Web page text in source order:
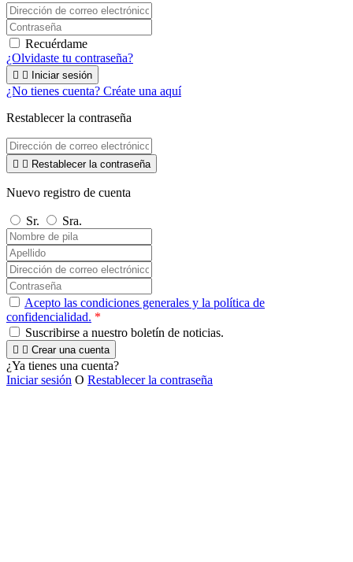
Recuérdame
¿Olvidaste tu contraseña?
  Iniciar sesión
¿No tienes cuenta? Créate una aquí
Restablecer la contraseña
  Restablecer la contraseña
Nuevo registro de cuenta
Sr. Sra.
Acepto las condiciones generales y la política de
confidencialidad. *
Suscribirse a nuestro boletín de noticias.
  Crear una cuenta
¿Ya tienes una cuenta?
Iniciar sesión O Restablecer la contraseña